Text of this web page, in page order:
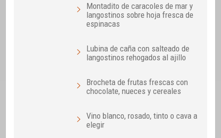
Montadito de caracoles de mar y
langostinos sobre hoja fresca de
espinacas
Lubina de caña con salteado de
langostinos rehogados al ajillo
Brocheta de frutas frescas con
chocolate, nueces y cereales
Vino blanco, rosado, tinto o cava a
elegir